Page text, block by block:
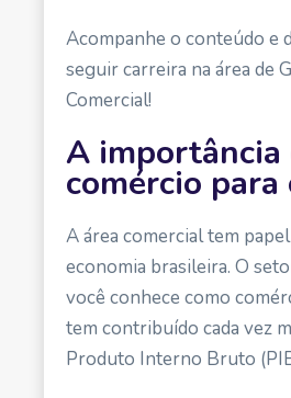
Acompanhe o conteúdo e
seguir carreira na área de
Comercial!
A importância
comércio
A área comercial tem
economia brasileira. O
você conhece como
tem contribuído cada vez
Produto Interno Bruto